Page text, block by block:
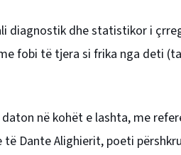
diagnostik dhe statistikor i
fobi të tjera si frika nga deti
në kohët e lashta, me
Dante Alighierit, poeti